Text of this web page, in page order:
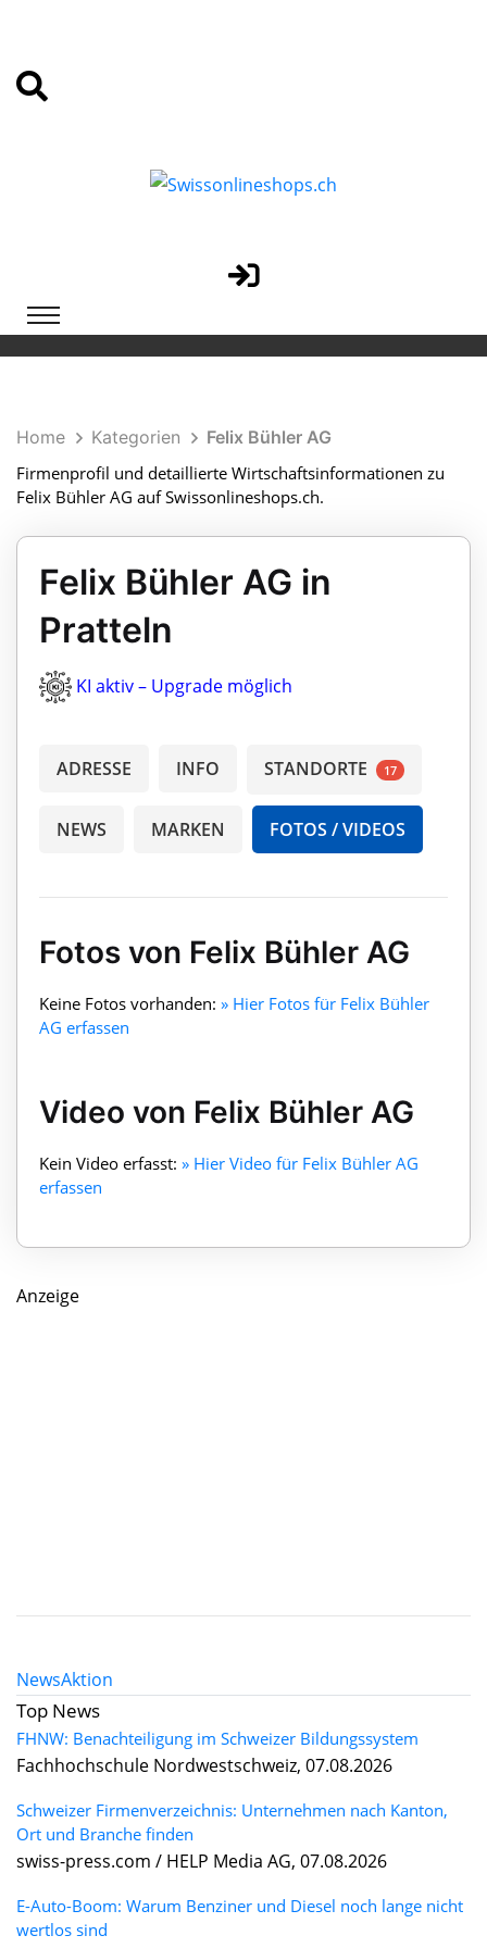
Home Kategorien
Felix Bühler AG
Firmenprofil und detaillierte Wirtschaftsinformationen zu
Felix Bühler AG auf Swissonlineshops.ch.
Felix Bühler AG in
Pratteln
KI aktiv – Upgrade möglich
ADRESSE INFO STANDORTE 17
NEWS MARKEN FOTOS / VIDEOS
Fotos von Felix Bühler AG
Keine Fotos vorhanden: » Hier Fotos für Felix Bühler
AG erfassen
Video von Felix Bühler AG
Kein Video erfasst: » Hier Video für Felix Bühler AG
erfassen
Anzeige
NewsAktion
Top News
FHNW: Benachteiligung im Schweizer Bildungssystem
Fachhochschule Nordwestschweiz, 07.08.2026
Schweizer Firmenverzeichnis: Unternehmen nach Kanton,
Ort und Branche finden
swiss-press.com / HELP Media AG, 07.08.2026
E-Auto-Boom: Warum Benziner und Diesel noch lange nicht
wertlos sind